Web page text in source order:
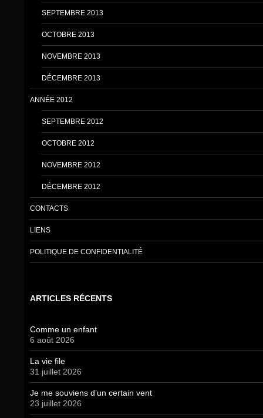
SEPTEMBRE 2013
OCTOBRE 2013
NOVEMBRE 2013
DÉCEMBRE 2013
ANNÉE 2012
SEPTEMBRE 2012
OCTOBRE 2012
NOVEMBRE 2012
DÉCEMBRE 2012
CONTACTS
LIENS
POLITIQUE DE CONFIDENTIALITÉ
ARTICLES RÉCENTS
Comme un enfant
6 août 2026
La vie file
31 juillet 2026
Je me souviens d’un certain vent
23 juillet 2026